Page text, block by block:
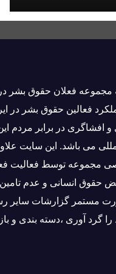
مجموعه فعلان حقوق بشر
فعالین حقوق بشر در
و افشاگرى در برابر مردم
می باشد. این سایت
مجموعه توسط فعاليت
حقوق انسانی و عدم تامین
مستمر گزارشات سایر
گرد آوری ،دسته بندی و